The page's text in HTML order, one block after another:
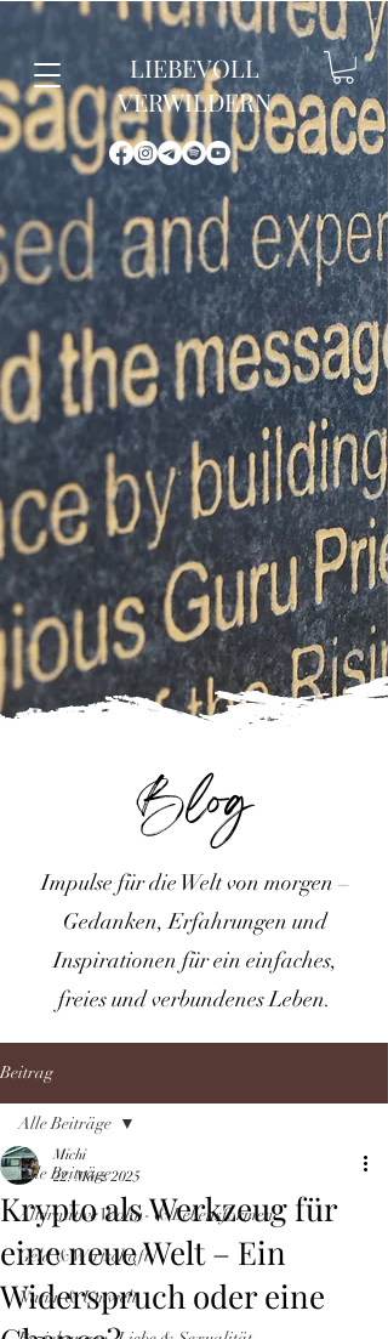
LIEBEVOLL
VERWILDERN
Blog
Impulse für die Welt von morgen –
Gedanken, Erfahrungen und
Inspirationen für ein einfaches,
freies und verbundenes Leben.
Beitrag
Alle Beiträge
Alternative Wohn- & Lebensformen
Geld & Wirtschaft
Natur & Umwelt
Alle Beiträge
Krypto als Werkzeug für
eine neue Welt – Ein
Widerspruch oder eine
Michi
22. März 2025